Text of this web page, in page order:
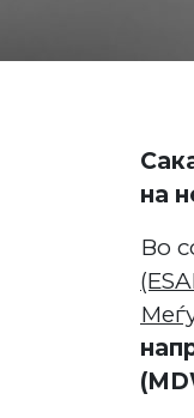
на
Во